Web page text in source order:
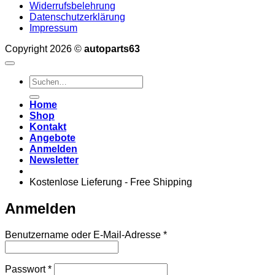
Widerrufsbelehrung
Datenschutzerklärung
Impressum
Copyright 2026 © autoparts63
Suchen
nach:
Home
Shop
Kontakt
Angebote
Anmelden
Newsletter
Kostenlose Lieferung - Free Shipping
Anmelden
Benutzername oder E-Mail-Adresse *Erforderlich
Passwort*Erforderlich